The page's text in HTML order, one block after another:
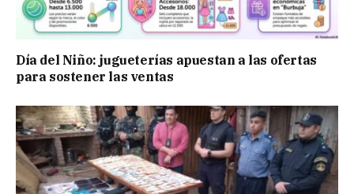
Día del Niño: jugueterías apuestan a las ofertas
para sostener las ventas